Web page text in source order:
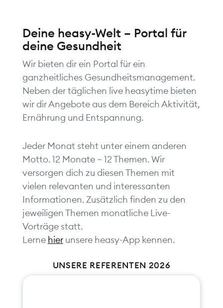
Deine heasy-Welt – Portal für
deine Gesundheit
Wir bieten dir ein Portal für ein
ganzheitliches Gesundheitsmanagement.
Neben der täglichen live heasytime bieten
wir dir Angebote aus dem Bereich Aktivität,
Ernährung und Entspannung.
Jeder Monat steht unter einem anderen
Motto. 12 Monate – 12 Themen. Wir
versorgen dich zu diesen Themen mit
vielen relevanten und interessanten
Informationen. Zusätzlich finden zu den
jeweiligen Themen monatliche Live-
Vorträge statt.
Lerne hierunsere heasy-App kennen.
UNSERE REFERENTEN 2026